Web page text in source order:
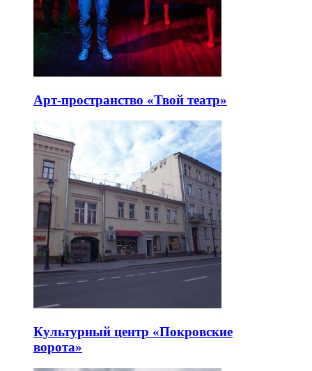
Арт-пространство «Твой театр»
Культурный центр «Покровские
ворота»